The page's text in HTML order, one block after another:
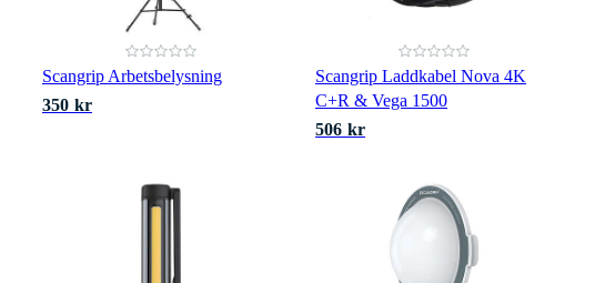
Scangrip Arbetsbelysning
350 kr
Scangrip Laddkabel Nova 4K
C+R & Vega 1500
506 kr